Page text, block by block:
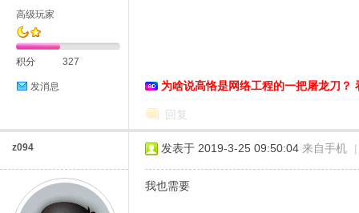
高级玩家
积分 327
发消息 为啥说高恪是网络工程的一把屠龙刀？
回复
z094 发表于 2019-3-25 09:50:04 来自手机 |
我也需要